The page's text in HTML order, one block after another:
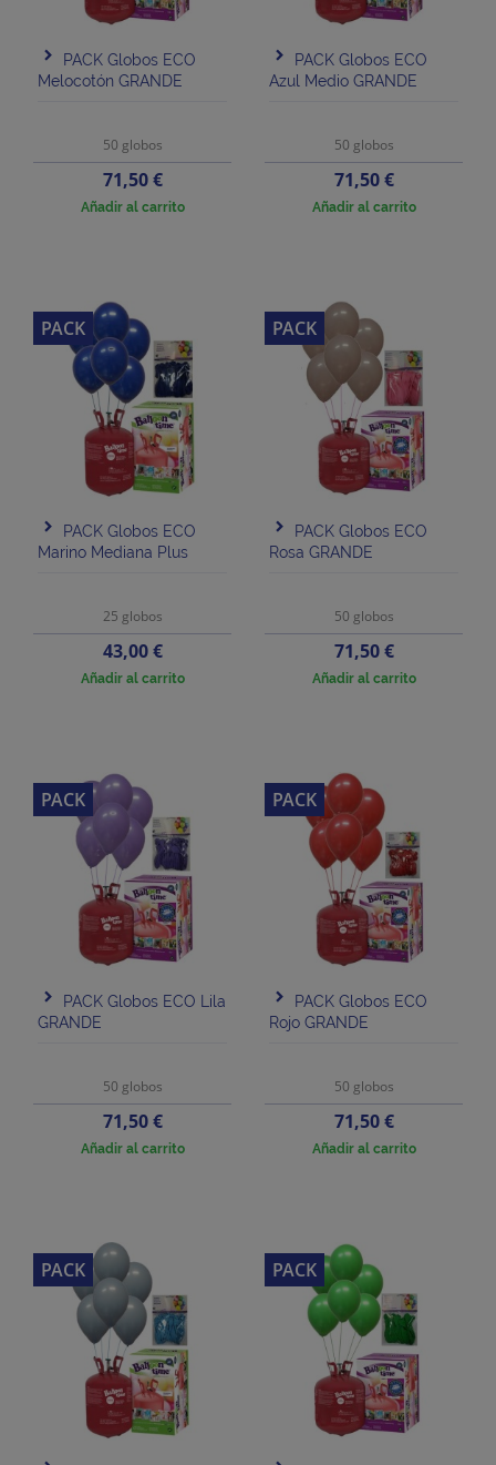
PACK Globos ECO
Melocotón GRANDE
50 globos
Precio
71,50 €
Añadir al carrito
PACK Globos ECO
Azul Medio GRANDE
50 globos
Precio
71,50 €
Añadir al carrito
PACK Globos ECO
Marino Mediana Plus
25 globos
Precio
43,00 €
Añadir al carrito
PACK
PACK Globos ECO
Rosa GRANDE
50 globos
Precio
71,50 €
Añadir al carrito
PACK
PACK Globos ECO Lila
GRANDE
50 globos
Precio
71,50 €
Añadir al carrito
PACK
PACK Globos ECO
Rojo GRANDE
50 globos
Precio
71,50 €
Añadir al carrito
PACK
PACK PACK